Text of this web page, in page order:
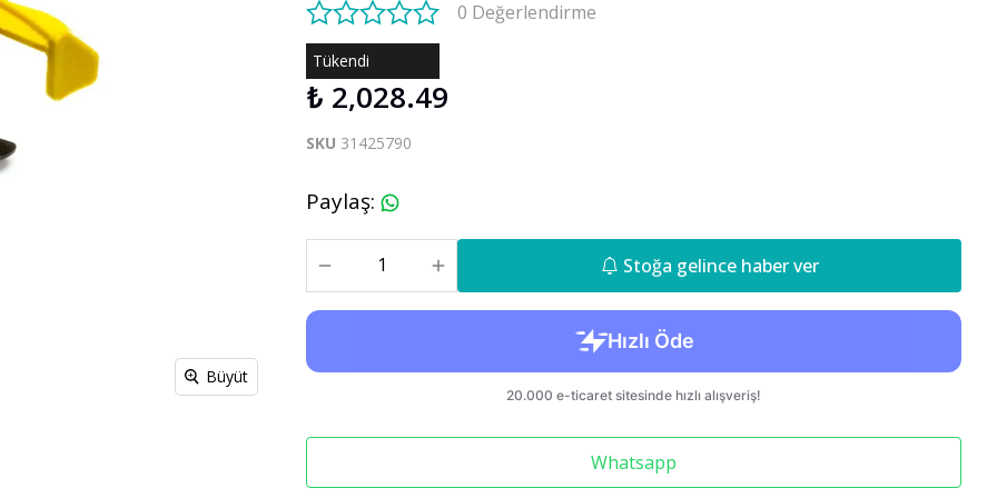
S60 V60 2019-2025
Xc90 C30 C70
Cr-v 2018-
Büyüt
0 Değerlendirme
Tükendi
₺ 2,028.49
SKU 31425790
Paylaş:
Stoğa gelince haber ver
Whatsapp